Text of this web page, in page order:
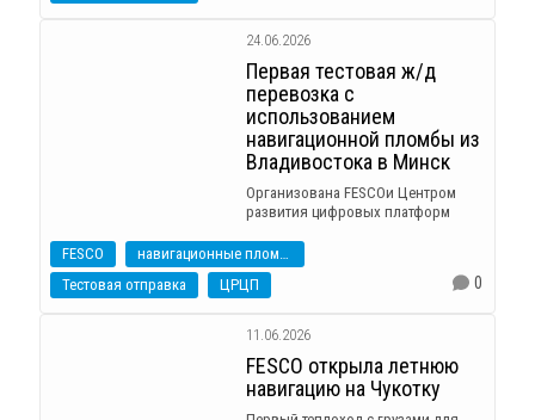
24.06.2026
Первая тестовая ж/д
перевозка с
использованием
навигационной пломбы из
Владивостока в Минск
Организована FESCOи Центром
развития цифровых платформ
FESCO
навигационные пломбы
Тестовая отправка
ЦРЦП 0
11.06.2026
FESCO открыла летнюю
навигацию на Чукотку